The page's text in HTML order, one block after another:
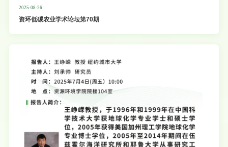
2025-08-26
资环低碳农业学术论坛第70期